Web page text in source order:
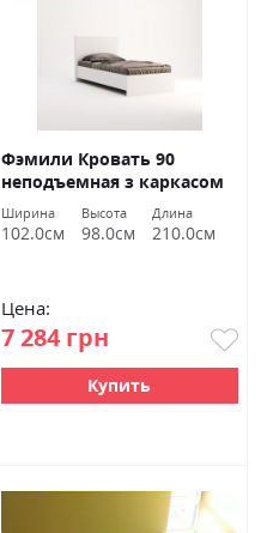
Фэмили Кровать 90
неподъемная з каркасом
белый глянец Миромарк
Ширина
102.0см
Высота
98.0см
Длина
210.0см
Цена:
7 284 грн
Купить